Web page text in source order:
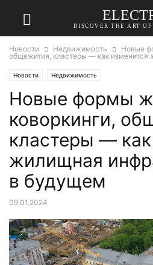
DISCOVER THE ART
Новости Недвижимость
Новые
общежития, кластеры — как изменится
Новости Недвижимость
Новые формы
коворкинги,
кластеры —
жилищная
в будущем
09.01.2024